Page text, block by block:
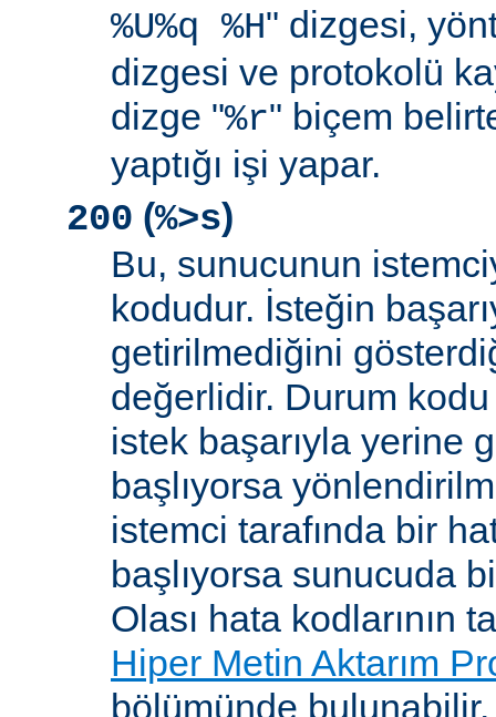
%U%q %H" dizgesi,
dizgesi ve protokolü
dizge "%r" biçem
yaptığı işi yapar.
200 (%>s)
Bu, sunucunun
kodudur. İsteğin
getirilmediğini
değerlidir. Durum
istek başarıyla yerine
başlıyorsa
istemci tarafında bir
başlıyorsa sunucuda
Olası hata kodlarının
Hiper Metin Aktarım
bölümünde bulunabilir.